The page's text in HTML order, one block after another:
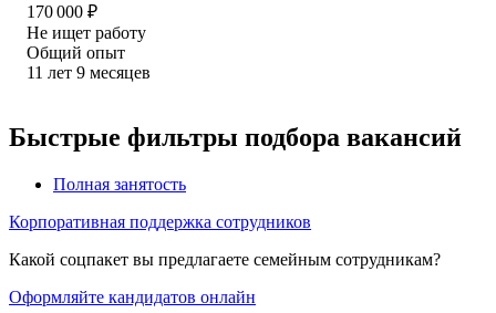
170 000 ₽
Не ищет работу
Общий опыт
11 лет 9 месяцев
Быстрые фильтры подбора вакансий
Полная занятость
Корпоративная поддержка сотрудников
Какой соцпакет вы предлагаете семейным сотрудникам?
Оформляйте кандидатов онлайн